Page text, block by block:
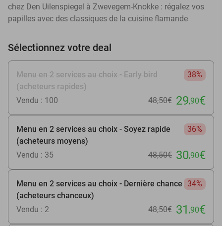
chez Den Uilenspiegel à Zwevegem-Knokke : régalez vos
papilles avec des classiques de la cuisine flamande
Sélectionnez votre deal
Menu en 2 services au choix - Early bird
(acheteurs rapides)
38%
Vendu : 100 48,50€ 29,90€
Menu en 2 services au choix - Soyez rapide
(acheteurs moyens)
36%
Vendu : 35 48,50€ 30,90€
Menu en 2 services au choix - Dernière chance
(acheteurs chanceux)
34%
Vendu : 2 48,50€ 31 ,90€